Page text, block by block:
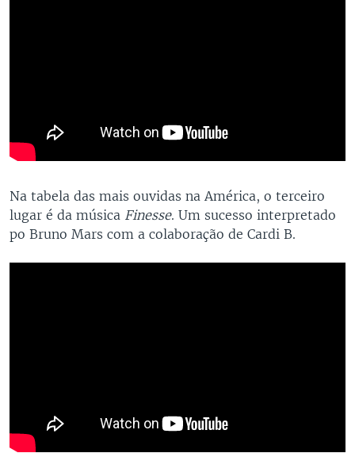
​Na tabela das mais ouvidas na América, o terceiro
lugar é da música Finesse. Um sucesso interpretado
po Bruno Mars com a colaboração de Cardi B.